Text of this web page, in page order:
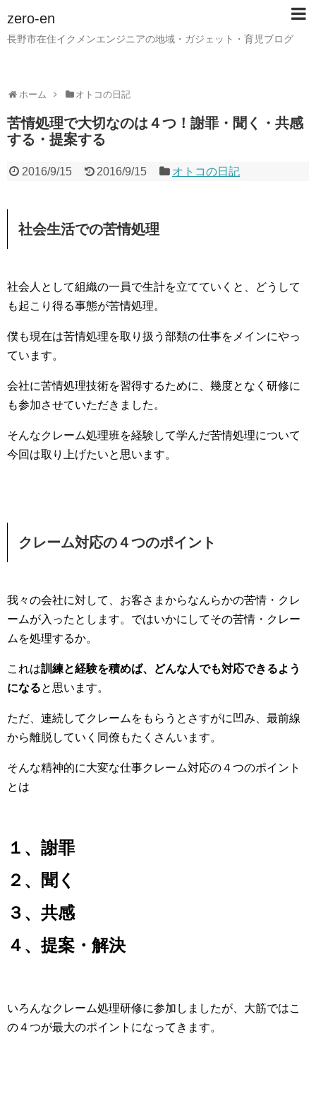
zero-en
長野市在住イクメンエンジニアの地域・ガジェット・育児ブログ
ホーム オトコの日記
苦情処理で大切なのは４つ！謝罪・聞く・共感
する・提案する
2016/9/15 2016/9/15 オトコの日記
社会生活での苦情処理
社会人として組織の一員で生計を立てていくと、どうして
も起こり得る事態が苦情処理。
僕も現在は苦情処理を取り扱う部類の仕事をメインにやっ
ています。
会社に苦情処理技術を習得するために、幾度となく研修に
も参加させていただきました。
そんなクレーム処理班を経験して学んだ苦情処理について
今回は取り上げたいと思います。
クレーム対応の４つのポイント
我々の会社に対して、お客さまからなんらかの苦情・クレ
ームが入ったとします。ではいかにしてその苦情・クレー
ムを処理するか。
これは訓練と経験を積めば、どんな人でも対応できるよう
になると思います。
ただ、連続してクレームをもらうとさすがに凹み、最前線
から離脱していく同僚もたくさんいます。
そんな精神的に大変な仕事クレーム対応の４つのポイント
とは
１、謝罪
２、聞く
３、共感
４、提案・解決
いろんなクレーム処理研修に参加しましたが、大筋ではこ
の４つが最大のポイントになってきます。